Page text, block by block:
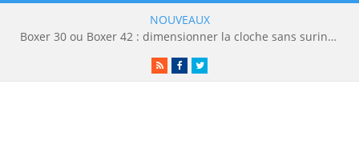
NOUVEAUX
Boxer 30 ou Boxer 42 : dimensionner la cloche sans surinvestir
RSSFacebookTwitter